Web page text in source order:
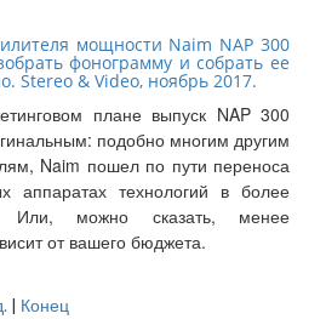
мощности Naim NAP 300
фонограмму и собрать ее
Stereo & Video, ноябрь 2017.
плане выпуск NAP 300
подобно многим другим
Naim пошел по пути переноса
аппаратах технологий в более
Или, можно сказать, менее
от вашего бюджета.
| Конец